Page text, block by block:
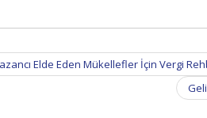
Elde Eden Mükellefler İçin Vergi